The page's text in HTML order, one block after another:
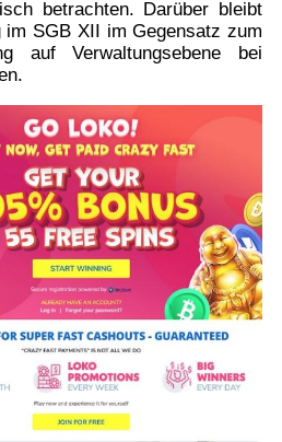
betrachten. Darüber bleibt
im SGB XII im Gegensatz zum
auf Verwaltungsebene bei